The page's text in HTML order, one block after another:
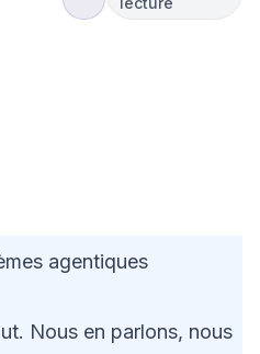
agentiques
Nous en parlons, nous